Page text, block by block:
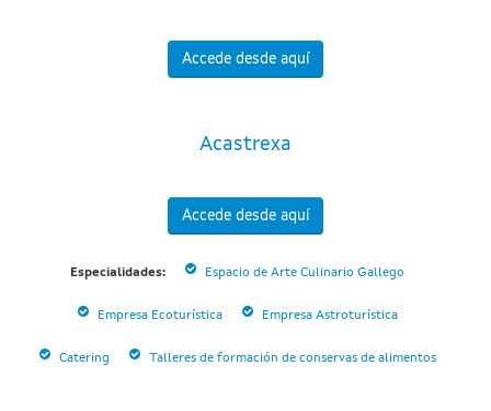
Accede desde aquí
Acastrexa
Accede desde aquí
Especialidades: Espacio de Arte Culinario Gallego
Empresa Ecoturística Empresa Astroturística
Catering Talleres de formación de conservas de alimentos